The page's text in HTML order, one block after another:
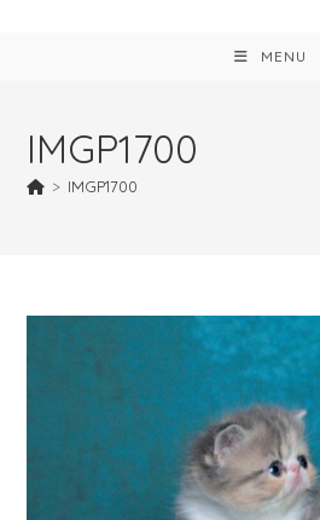
MENU
IMGP1700
> IMGP1700